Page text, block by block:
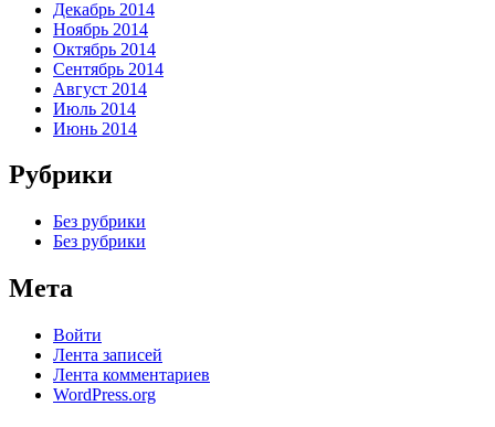
Декабрь 2014
Ноябрь 2014
Октябрь 2014
Сентябрь 2014
Август 2014
Июль 2014
Июнь 2014
Рубрики
Без рубрики
Без рубрики
Мета
Войти
Лента записей
Лента комментариев
WordPress.org